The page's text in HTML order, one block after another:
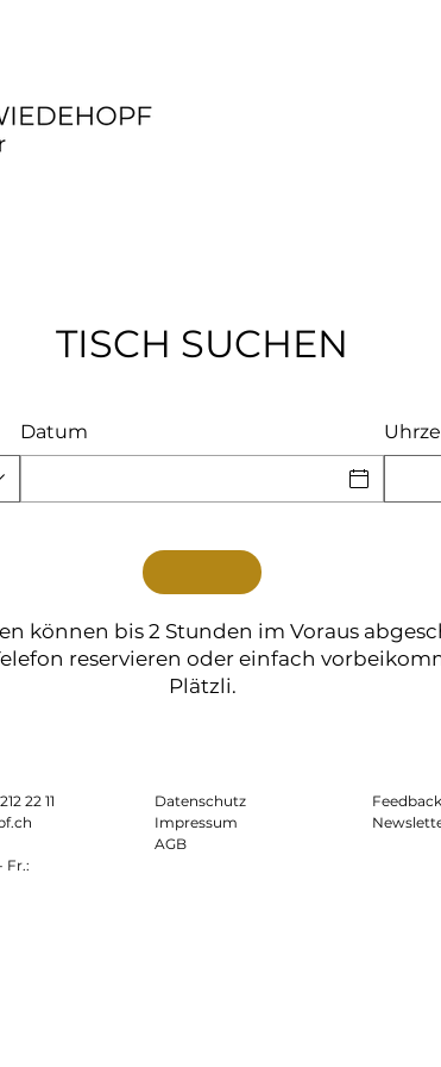
TISCH SUCHEN
Datum
können bis 2 Stunden im Voraus
reservieren oder einfach
Plätzli.
22 11
Fr.:
Datenschutz
Impressum
AGB
Feedback